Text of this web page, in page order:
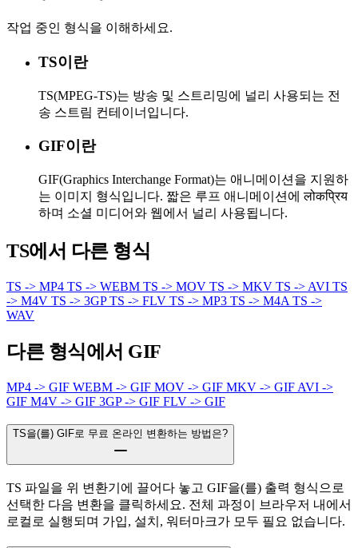
작업 중인 형식을 이해하세요.
TS이란
TS(MPEG-TS)는 방송 및 스트리밍에 널리 사용되는 전
송 스트림 컨테이너입니다.
GIF이란
GIF(Graphics Interchange Format)는 애니메이션을 지원하
는 이미지 형식입니다. 짧은 루프 애니메이션에 लोकप्रिय
하며 소셜 미디어와 웹에서 널리 사용됩니다.
TS에서 다른 형식
TS -> MP4 TS -> WEBM TS -> MOV TS -> MKV TS -> AVI TS
-> M4V TS -> 3GPTS -> FLV TS -> MP3 TS -> M4A TS ->
WAV
다른 형식에서 GIF
MP4 -> GIF WEBM -> GIF MOV -> GIF MKV -> GIF AVI ->
GIF M4V -> GIF 3GP -> GIF FLV -> GIF
TS을(를) GIF로 무료 온라인 변환하는 방법은?
TS 파일을 위 변환기에 끌어다 놓고 GIF을(를) 출력 형식으로
선택한 다음 변환을 클릭하세요. 전체 과정이 브라우저 내에서
로컬로 실행되며 가입, 설치, 워터마크가 모두 필요 없습니다.